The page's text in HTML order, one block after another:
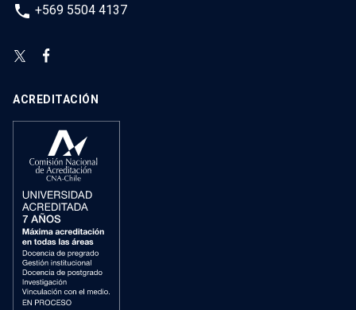
phone +569 5504 4137
ACREDITACIÓN